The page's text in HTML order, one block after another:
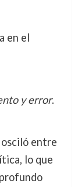
en el
y error.
entre
lo que